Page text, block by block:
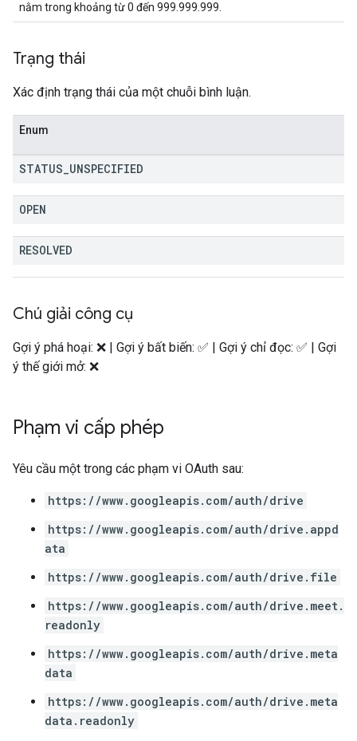
nằm trong khoảng từ 0 đến 999.999.999.
Trạng thái
Xác định trạng thái của một chuỗi bình luận.
Enum
STATUS UNSPECIFIED
OPEN
RESOLVED
Chú giải công cụ
Gợi ý phá hoại: ❌ | Gợi ý bất biến: ✅ | Gợi ý chỉ đọc: ✅ | Gợi
ý thế giới mở: ❌
Phạm vi cấp phép
Yêu cầu một trong các phạm vi OAuth sau:
https://www.googleapis.com/auth/drive
https://www.googleapis.com/auth/drive.appd
ata
https://www.googleapis.com/auth/drive.file
https://www.googleapis.com/auth/drive.meet.
readonly
https://www.googleapis.com/auth/drive.meta
data
https://www.googleapis.com/auth/drive.meta
data.readonly